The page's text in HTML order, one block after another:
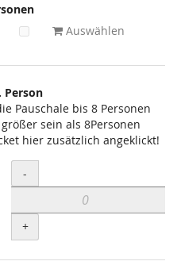
Auswählen
Person
Pauschale bis 8 Personen
sein als 8Personen
hier zusätzlich angeklickt!
Menge
-
+